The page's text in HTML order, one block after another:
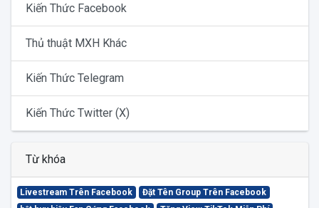
Kiến Thức Facebook
Thủ thuật MXH Khác
Kiến Thức Telegram
Kiến Thức Twitter (X)
Từ khóa
Livestream Trên Facebook
Đặt Tên Group Trên Facebook